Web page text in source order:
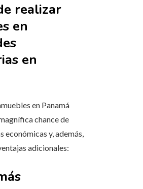
realizar
en
en
en Panamá
chance de
económicas y, además,
adicionales: